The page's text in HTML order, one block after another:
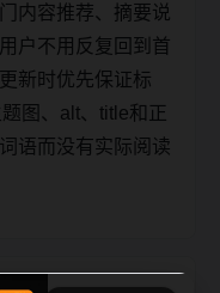
内容推荐、摘要说
户不用反复回到首
新时优先保证标
图、alt、title和正
语而没有实际阅读